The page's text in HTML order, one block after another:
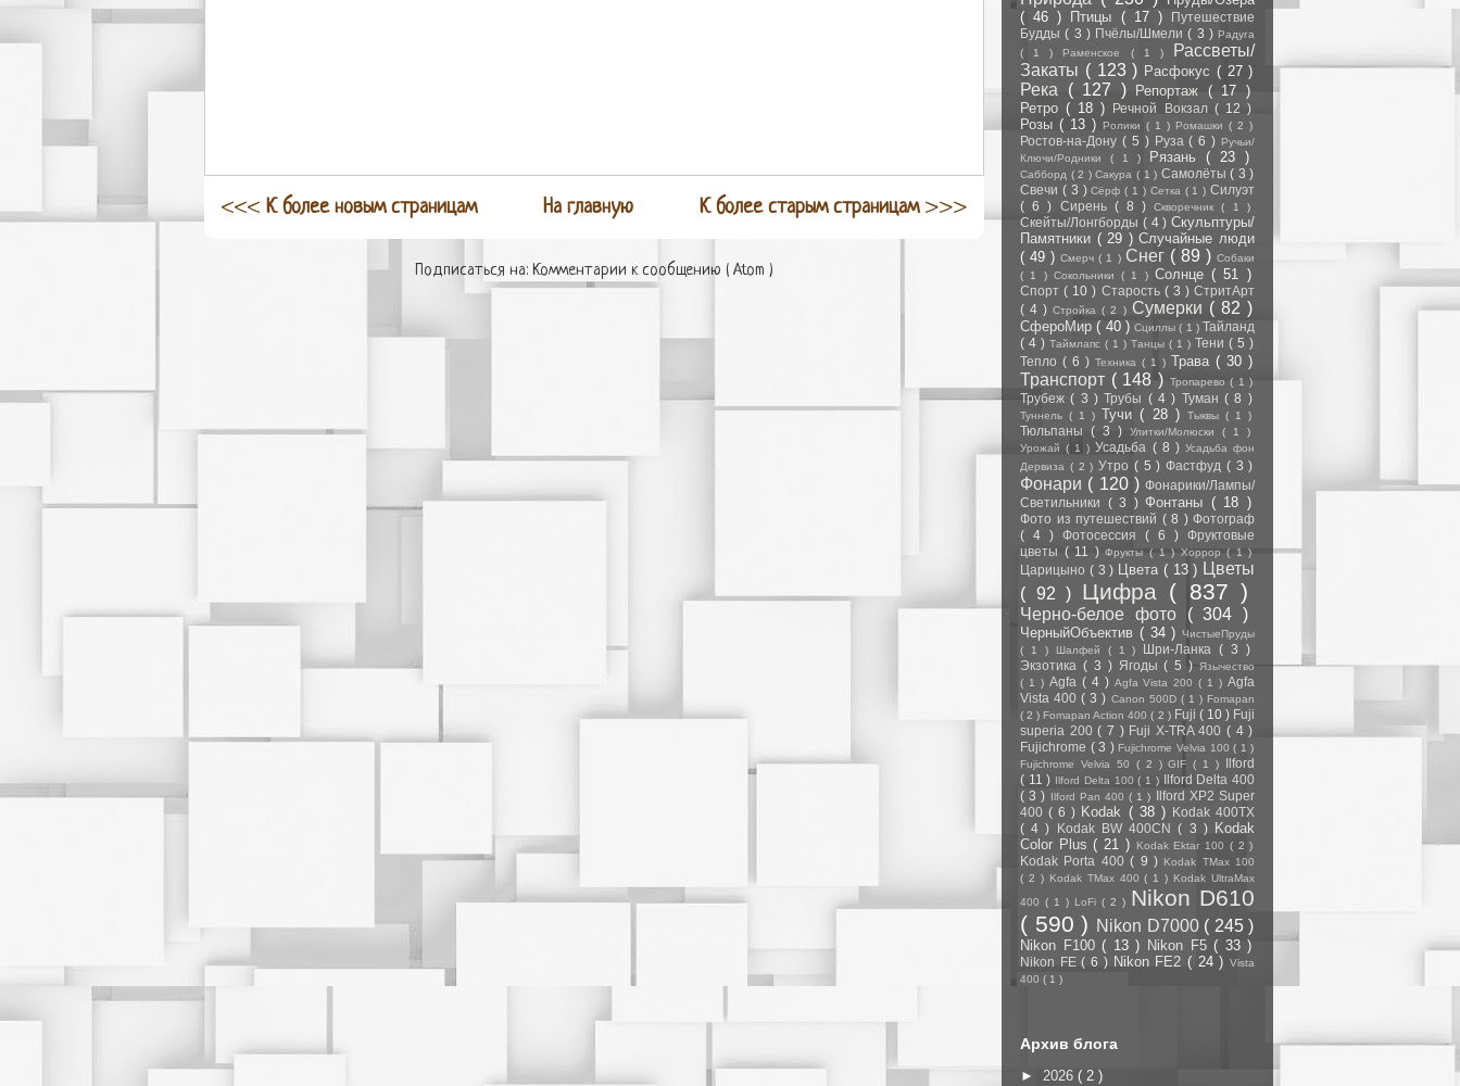
<<< К более новым страницам К более старым страницам >>>
На главную
Подписаться на: Комментарии к сообщению ( Atom )
( 46 )
Птицы ( 17 )
Путешествие
Будды( 3 ) Пчёлы/Шмели( 3 ) Радуга
( 1 ) Раменское ( 1 )
Рассветы/
Закаты ( 123 ) Расфокус ( 27 )
Река ( 127 ) Репортаж ( 17 )
Ретро( 18 ) Речной Вокзал ( 12 )
Розы ( 13 ) Ролики ( 1 ) Ромашки ( 2 )
Ростов-на-Дону ( 5 ) Руза( 6 ) Ручьи/
Ключи/Родники ( 1 ) Рязань ( 23 )
Сабборд ( 2 )Сакура ( 1 ) Самолёты( 3 )
Свечи ( 3 )Сёрф( 1 ) Сетка ( 1 )Силуэт
( 6 ) Сирень ( 8 )Скворечник( 1 )
Скейты/Лонгборды ( 4 ) Скульптуры/
Памятники ( 29 )Случайные люди
( 49 )Смерч( 1 ) Снег ( 89 )Собаки
( 1 ) Сокольники( 1 ) Солнце( 51 )
Спорт( 10 ) Старость ( 3 ) СтритАрт
( 4 )Стройка( 2 ) Сумерки ( 82 )
СфероМир( 40 ) Сциллы( 1 ) Тайланд
( 4 ) Таймлапс ( 1 ) Танцы ( 1 ) Тени ( 5 )
Тепло ( 6 ) Техника ( 1 ) Трава ( 30 )
Транспорт ( 148 ) Тропарево( 1 )
Трубеж( 3 )Трубы ( 4 ) Туман( 8 )
Туннель( 1 ) Тучи( 28 ) Тыквы ( 1 )
Тюльпаны ( 3 ) Улитки/Молюски ( 1 )
Урожай( 1 ) Усадьба ( 8 ) Усадьба фон
Дервиза ( 2 ) Утро ( 5 ) Фастфуд ( 3 )
Фонари ( 120 ) Фонарики/Лампы/
Светильники ( 3 ) Фонтаны ( 18 )
Фото из путешествий ( 8 ) Фотограф
( 4 ) Фотосессия ( 6 ) Фруктовые
цветы ( 11 )Фрукты ( 1 ) Хоррор( 1 )
Царицыно ( 3 ) Цвета ( 13 ) Цветы
( 92 ) Цифра ( 837 )
Черно-белое фото ( 304 )
ЧерныйОбъектив ( 34 ) ЧистыеПруды
( 1 )
Шалфей ( 1 ) Шри-Ланка( 3 )
Экзотика ( 3 ) Ягоды( 5 ) Язычество
( 1 ) Agfa ( 4 ) Agfa Vista 200( 1 )Agfa
Vista 400( 3 ) Canon 500D ( 1 ) Fomapan
( 2 ) Fomapan Action 400( 2 ) Fuji ( 10 ) Fuji
superia 200( 7 ) Fuji X-TRA 400( 4 )
Fujichrome ( 3 ) Fujichrome Velvia 100( 1 )
Fujichrome Velvia 50 ( 2 )GIF( 1 ) Ilford
( 11 ) Ilford Delta 100( 1 ) Ilford Delta 400
( 3 ) Ilford Pan 400( 1 ) Ilford XP2 Super
400( 6 ) Kodak ( 38 ) Kodak 400TX
( 4 )
Kodak BW 400CN( 3 )
Kodak
Color Plus( 21 ) Kodak Ektar 100 ( 2 )
Kodak Porta 400( 9 ) Kodak TMax 100
( 2 ) Kodak TMax 400( 1 ) Kodak UltraMax
400 ( 1 ) LoFi ( 2 ) Nikon D610
( 590 ) Nikon D7000 ( 245 )
Nikon F100( 13 ) Nikon F5( 33 )
Nikon FE( 6 ) Nikon FE2 ( 24 )Vista
400 ( 1 )
Архив блога
► 2026 ( 2 )